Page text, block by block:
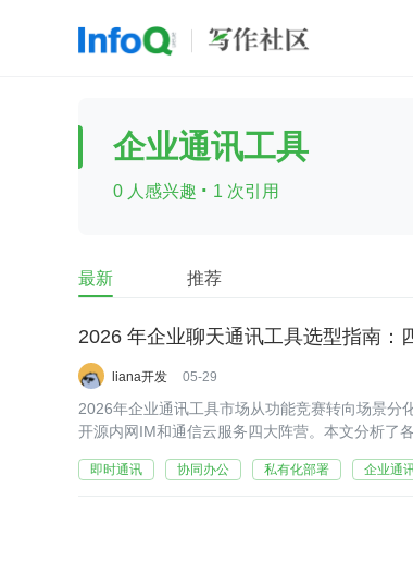
前端 AI 大数据
查看更多
企业通讯工具
0 人感兴趣 · 1 次引用
最新 推荐
2026 年企业聊天通讯工具选型指南：
liana开发 05-29
2026年企业通讯工具市场从功能竞赛转向场景分
开源内网IM和通信云服务四大阵营。本文分析了
即时通讯 协同办公 私有化部署 企业通